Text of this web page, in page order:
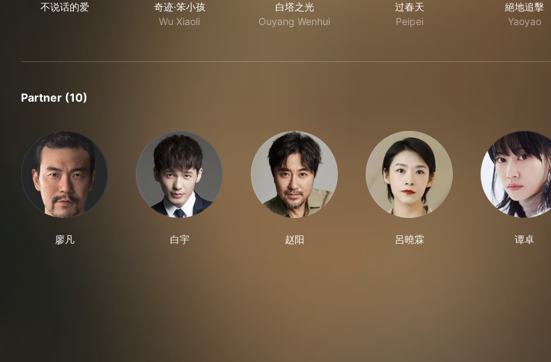
不说话的爱
奇迹·笨小孩
Wu Xiaoli
白塔之光
Ouyang Wenhui
过春天
Peipei
絕地追擊
Yaoyao
Partner (10)
廖凡 白宇 赵阳 呂曉霖 谭卓